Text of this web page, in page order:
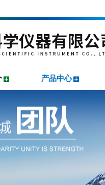
产品中心